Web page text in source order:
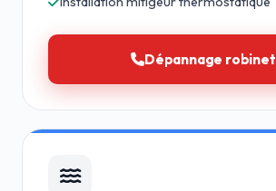
Dépannage robinet